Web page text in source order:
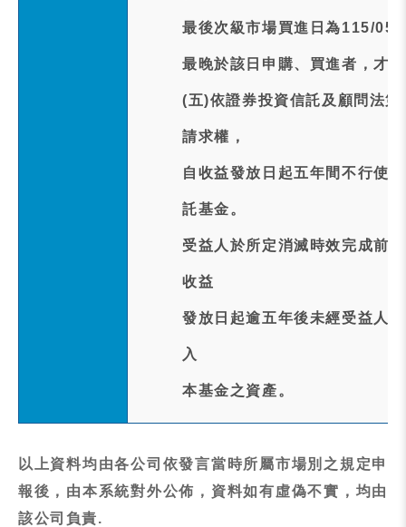
最後次級市場買進日為115/05/
最晚於該日申購、買進者，才
(五)依證券投資信託及顧問法
請求權，
自收益發放日起五年間不行使
託基金。
受益人於所定消滅時效完成前
收益
發放日起逾五年後未經受益人
入
本基金之資產。
以上資料均由各公司依發言當時所屬市場別之規定申
報後，由本系統對外公佈，資料如有虛偽不實，均由
該公司負責.